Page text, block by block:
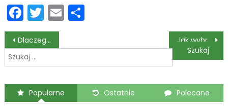
Facebook
Twitter
Email
Nawigacja
wpisu
Dlaczego warto zamontować grzechotki do wózka?
Jak wybrać taczkę?
Szukaj:
Popularne Ostatnie Polecane